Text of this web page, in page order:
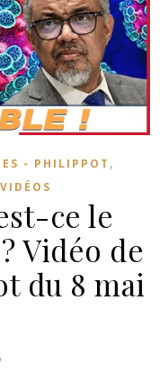
- PHILIPPOT ,
VIDÉOS
ce le
Vidéo de
du 8 mai